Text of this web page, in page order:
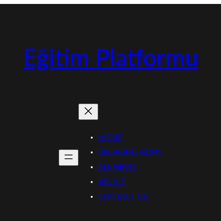
Eğitim Platformu
HOME
BREAKING NEWS
ALL NEWS
ABOUT
CONTACT US